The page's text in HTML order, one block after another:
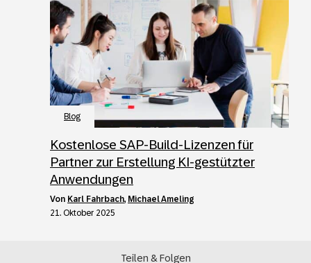
Blog
Kostenlose SAP-Build-Lizenzen für
Partner zur Erstellung KI-gestützter
Anwendungen
von Karl Fahrbach, Michael Ameling
21. Oktober 2025
Teilen & Folgen